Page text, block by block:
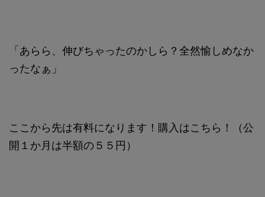
「あらら、伸びちゃったのかしら？全然愉しめなか
ったなぁ」
ここから先は有料になります！購入はこちら！（公
開１か月は半額の５５円）